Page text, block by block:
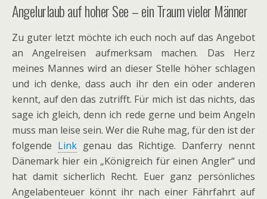
Angelurlaub auf hoher See – ein Traum vieler Männer
Zu guter letzt möchte ich euch noch auf das Angebot
an Angelreisen aufmerksam machen. Das Herz
meines Mannes wird an dieser Stelle höher schlagen
und ich denke, dass auch ihr den ein oder anderen
kennt, auf den das zutrifft. Für mich ist das nichts, das
sage ich gleich, denn ich rede gerne und beim Angeln
muss man leise sein. Wer die Ruhe mag, für den ist der
folgende Linkgenau das Richtige. Danferry nennt
Dänemark hier ein „Königreich für einen Angler“ und
hat damit sicherlich Recht. Euer ganz persönliches
Angelabenteuer könnt ihr nach einer Fährfahrt auf